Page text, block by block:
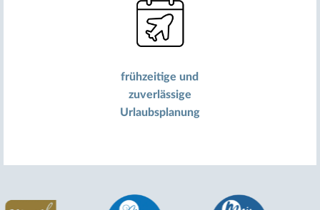
frühzeitige und
zuverlässige
Urlaubsplanung